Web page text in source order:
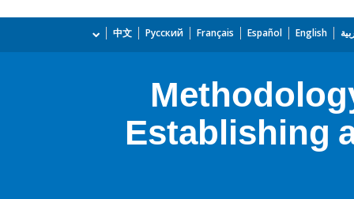
English
Español
Français
Русский
中文
Establishing